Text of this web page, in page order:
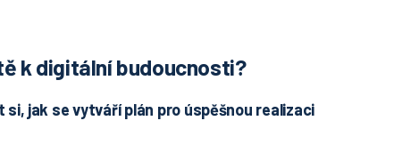
k digitální budoucnosti?
jak se vytváří plán pro úspěšnou realizaci